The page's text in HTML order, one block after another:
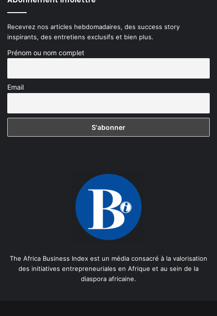
Recevrez nos articles hebdomadaires, des success story
inspirants, des entretiens exclusifs et bien plus.
Prénom ou nom complet
Email
The Africa Business Index est un média consacré à la valorisation
des initiatives entrepreneuriales en Afrique et au sein de la
diaspora africaine.